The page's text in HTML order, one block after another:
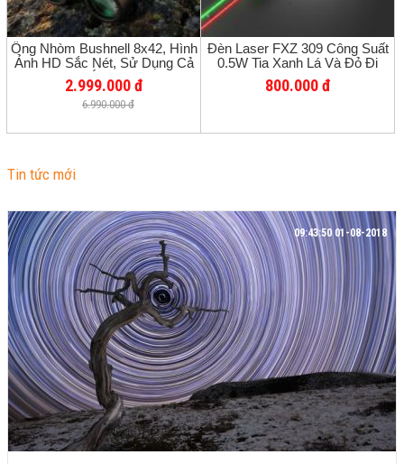
Ống Nhòm Bushnell 8x42, Hình
Ảnh HD Sắc Nét, Sử Dụng Cả
Ban Ngày Và Ánh Sáng Yếu, Soi
Tổ Ong
2.999.000 đ
6.990.000 đ
Đèn Laser FXZ 309 Công Suất
0.5W Tia Xanh Lá Và Đỏ Đi
Chung - Bảo Hành Chính Hãng
12 Tháng
800.000 đ
Tin tức mới
09:43:50 01-08-2018